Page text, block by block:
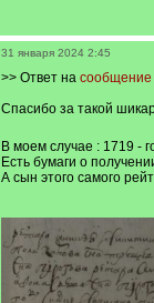
31 января 2024 2:45
>> Ответ на сообщение
Спасибо за такой
В моем случае : 1719 -
Есть бумаги о
А сын этого самого